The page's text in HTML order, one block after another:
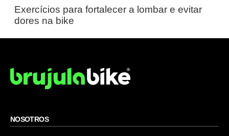
Exercícios para fortalecer a lombar e evitar
dores na bike
NOSOTROS